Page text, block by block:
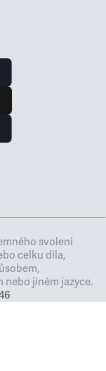
svolení
celku díla,
nebo jiném jazyce.